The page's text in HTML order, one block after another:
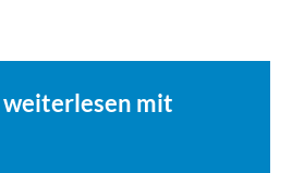
mit